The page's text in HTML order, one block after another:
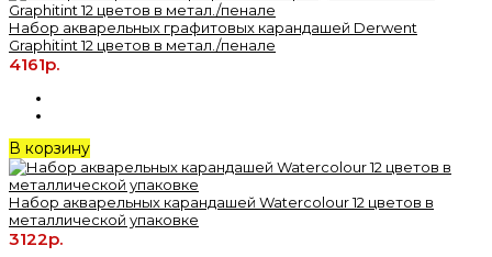
Набор акварельных графитовых карандашей Derwent
Graphitint 12 цветов в метал./пенале
4161р.
В корзину
Набор акварельных карандашей Watercolour 12 цветов в
металлической упаковке
3122р.